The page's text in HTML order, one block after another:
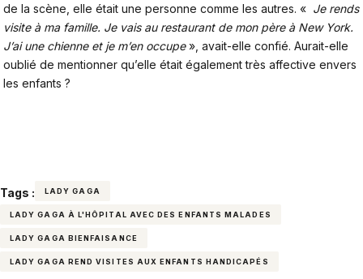
de la scène, elle était une personne comme les autres. « Je rends
visite à ma famille. Je vais au restaurant de mon père à New York.
J’ai une chienne et je m’en occupe» , avait-elle confié. Aurait-elle
oublié de mentionner qu’elle était également très affective envers
les enfants ?
Tags : LADY GAGA
LADY GAGA À L'HÔPITAL AVEC DES ENFANTS MALADES
LADY GAGA BIENFAISANCE
LADY GAGA REND VISITES AUX ENFANTS HANDICAPÉS